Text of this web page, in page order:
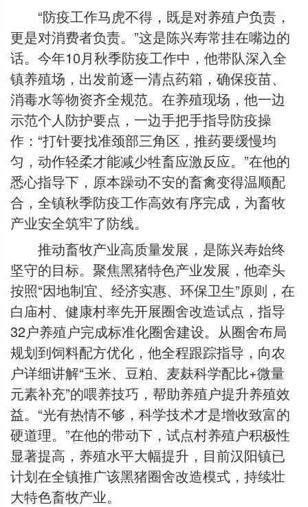
“防疫工作马虎不得，既是对养殖户负责，
更是对消费者负责。”这是陈兴寿常挂在嘴边的
话。今年10月秋季防疫工作中，他带队深入全
镇养殖场，出发前逐一清点药箱，确保疫苗、
消毒水等物资齐全规范。在养殖现场，他一边
示范个人防护要点，一边手把手指导防疫操
作：“打针要找准颈部三角区，推药要缓慢均
匀，动作轻柔才能减少牲畜应激反应。”在他的
悉心指导下，原本躁动不安的畜禽变得温顺配
合，全镇秋季防疫工作高效有序完成，为畜牧
产业安全筑牢了防线。
推动畜牧产业高质量发展，是陈兴寿始终
坚守的目标。聚焦黑猪特色产业发展，他牵头
按照“因地制宜、经济实惠、环保卫生”原则，在
白庙村、健康村率先开展圈舍改造试点，指导
32户养殖户完成标准化圈舍建设。从圈舍布局
规划到饲料配方优化，他全程跟踪指导，向农
户详细讲解“玉米、豆粕、麦麸科学配比+微量
元素补充”的喂养技巧，帮助养殖户提升养殖效
益。“光有热情不够，科学技术才是增收致富的
硬道理。”在他的带动下，试点村养殖户积极性
显著提高，养殖水平大幅提升，目前汉阳镇已
计划在全镇推广该黑猪圈舍改造模式，持续壮
大特色畜牧产业。